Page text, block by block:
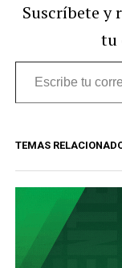
Suscríbete y
tu
Escribe
tu
electrónico…
TEMAS